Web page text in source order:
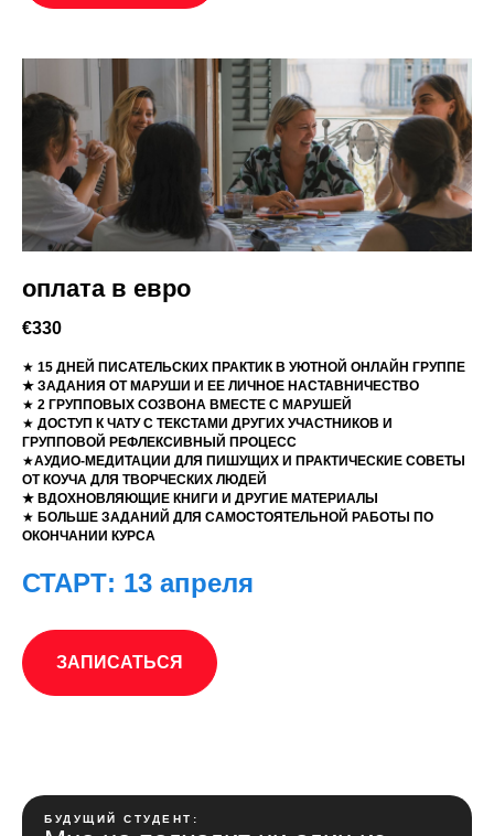
СТАРТ: 13 апреля
ЗАПИСАТЬСЯ
оплата в евро
€330
★ 15 ДНЕЙ ПИСАТЕЛЬСКИХ ПРАКТИК В УЮТНОЙ ОНЛАЙН ГРУППЕ
★ ЗАДАНИЯ ОТ МАРУШИ И ЕЕ ЛИЧНОЕ НАСТАВНИЧЕСТВО
★ 2 ГРУППОВЫХ СОЗВОНА ВМЕСТЕ С МАРУШЕЙ
★ДОСТУП К ЧАТУ С ТЕКСТАМИ ДРУГИХ УЧАСТНИКОВ И
★АУДИО-МЕДИТАЦИИ ДЛЯ ПИШУЩИХ И ПРАКТИЧЕСКИЕ СОВЕТЫ
ОТ КОУЧА ДЛЯ ТВОРЧЕСКИХ ЛЮДЕЙ
★БОЛЬШЕ ЗАДАНИЙ ДЛЯ САМОСТОЯТЕЛЬНОЙ РАБОТЫ ПО
ОКОНЧАНИИ КУРСА
СТАРТ: 13 апреля